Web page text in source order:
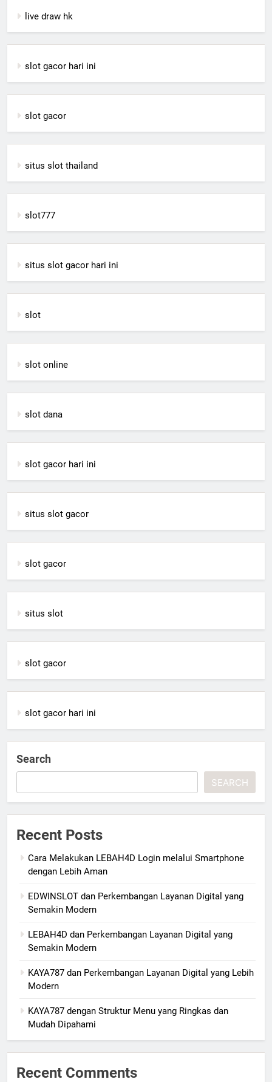
live draw hk
slot gacor hari ini
slot gacor
situs slot thailand
slot777
situs slot gacor hari ini
slot
slot online
slot dana
slot gacor hari ini
situs slot gacor
slot gacor
situs slot
slot gacor
slot gacor hari ini
Search
SEARCH
Recent Posts
Cara Melakukan LEBAH4D Login melalui Smartphone
dengan Lebih Aman
EDWINSLOT dan Perkembangan Layanan Digital yang
Semakin Modern
LEBAH4D dan Perkembangan Layanan Digital yang
Semakin Modern
KAYA787 dan Perkembangan Layanan Digital yang Lebih
Modern
KAYA787 dengan Struktur Menu yang Ringkas dan
Mudah Dipahami
Recent Comments